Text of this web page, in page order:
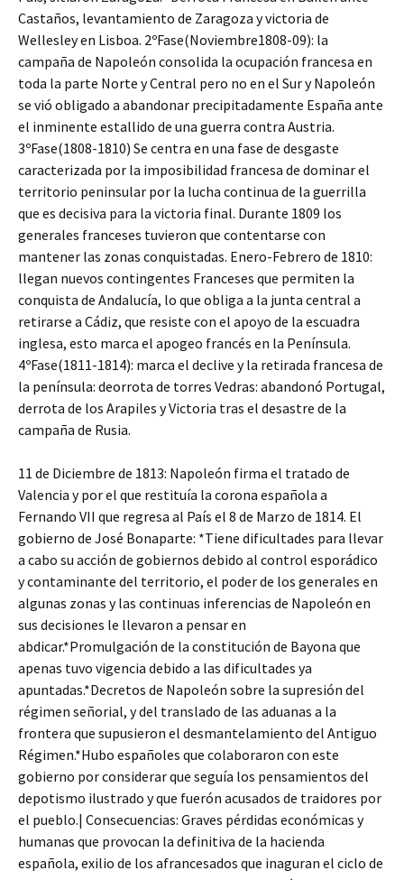
Castaños, levantamiento de Zaragoza y victoria de
Wellesley en Lisboa. 2ºFase(Noviembre1808-09): la
campaña de Napoleón consolida la ocupación francesa en
toda la parte Norte y Central pero no en el Sur y Napoleón
se vió obligado a abandonar precipitadamente España ante
el inminente estallido de una guerra contra Austria.
3ºFase(1808-1810) Se centra en una fase de desgaste
caracterizada por la imposibilidad francesa de dominar el
territorio peninsular por la lucha continua de la guerrilla
que es decisiva para la victoria final. Durante 1809 los
generales franceses tuvieron que contentarse con
mantener las zonas conquistadas. Enero-Febrero de 1810:
llegan nuevos contingentes Franceses que permiten la
conquista de Andalucía, lo que obliga a la junta central a
retirarse a Cádiz, que resiste con el apoyo de la escuadra
inglesa, esto marca el apogeo francés en la Península.
4ºFase(1811-1814): marca el declive y la retirada francesa de
la península: deorrota de torres Vedras: abandonó Portugal,
derrota de los Arapiles y Victoria tras el desastre de la
campaña de Rusia.
11 de Diciembre de 1813: Napoleón firma el tratado de
Valencia y por el que restituía la corona española a
Fernando VII que regresa al País el 8 de Marzo de 1814. El
gobierno de José Bonaparte: *Tiene dificultades para llevar
a cabo su acción de gobiernos debido al control esporádico
y contaminante del territorio, el poder de los generales en
algunas zonas y las continuas inferencias de Napoleón en
sus decisiones le llevaron a pensar en
abdicar.*Promulgación de la constitución de Bayona que
apenas tuvo vigencia debido a las dificultades ya
apuntadas.*Decretos de Napoleón sobre la supresión del
régimen señorial, y del translado de las aduanas a la
frontera que supusieron el desmantelamiento del Antiguo
Régimen.*Hubo españoles que colaboraron con este
gobierno por considerar que seguía los pensamientos del
depotismo ilustrado y que fuerón acusados de traidores por
el pueblo.| Consecuencias: Graves pérdidas económicas y
humanas que provocan la definitiva de la hacienda
española, exilio de los afrancesados que inaguran el ciclo de